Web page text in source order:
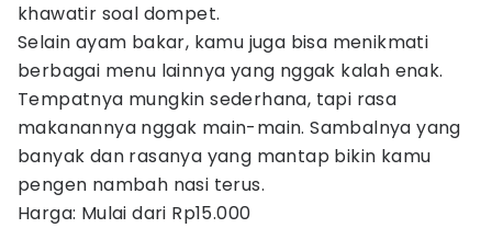
khawatir soal dompet.
Selain ayam bakar, kamu juga bisa menikmati
berbagai menu lainnya yang nggak kalah enak.
Tempatnya mungkin sederhana, tapi rasa
makanannya nggak main-main. Sambalnya yang
banyak dan rasanya yang mantap bikin kamu
pengen nambah nasi terus.
Harga: Mulai dari Rp15.000